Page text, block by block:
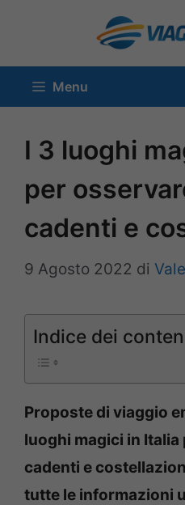
contenuto
Menu
I 3 luoghi
per
cadenti e
9 Agosto 2022 di
Indice dei
Proposte di viaggio
luoghi magici in
cadenti e
tutte le informazioni